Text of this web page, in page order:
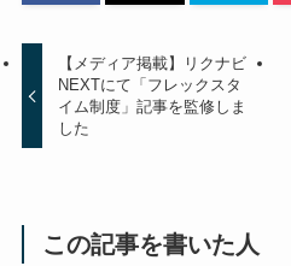
【メディア掲載】リクナビ
NEXTにて「フレックスタ
イム制度」記事を監修しま
した
この記事を書いた人